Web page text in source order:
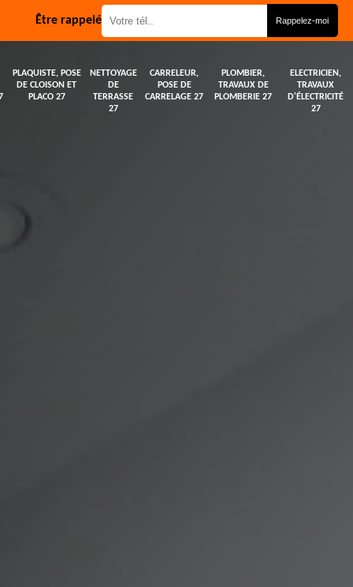
Être rappelé
PLAQUISTE, POSE
DE CLOISON ET
PLACO 27
NETTOYAGE
DE
TERRASSE
27
CARRELEUR,
POSE DE
CARRELAGE 27
PLOMBIER,
TRAVAUX DE
PLOMBERIE 27
ELECTRICIEN,
TRAVAUX
D'ÉLECTRICITÉ
27